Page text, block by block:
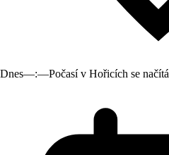
Dnes—:—Počasí v Hořicích se načítá